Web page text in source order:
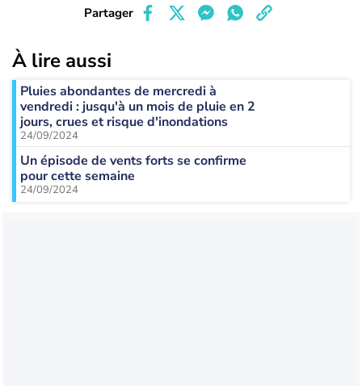
Partager
À lire aussi
Pluies abondantes de mercredi à
vendredi : jusqu'à un mois de pluie en 2
jours, crues et risque d'inondations
24/09/2024
Un épisode de vents forts se confirme
pour cette semaine
24/09/2024